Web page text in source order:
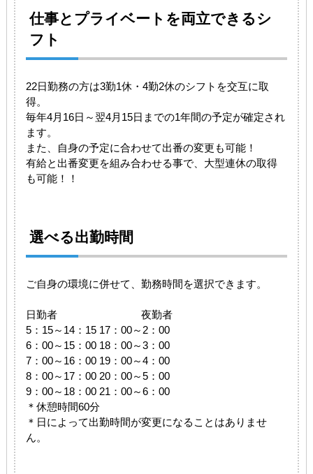
仕事とプライベートを両立できるシ
フト
22日勤務の方は3勤1休・4勤2休のシフトを交互に取
得。
毎年4月16日～翌4月15日までの1年間の予定が確定され
ます。
また、自身の予定に合わせて出番の変更も可能！
有給と出番変更を組み合わせる事で、大型連休の取得
も可能！！
選べる出勤時間
ご自身の環境に併せて、勤務時間を選択できます。
日勤者 夜勤者
5：15～14：15 17：00～2：00
6：00～15：00 18：00～3：00
7：00～16：00 19：00～4：00
8：00～17：00 20：00～5：00
9：00～18：00 21：00～6：00
＊休憩時間60分
＊日によって出勤時間が変更になることはありませ
ん。